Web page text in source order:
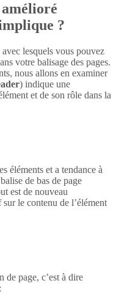
amélioré
?
lesquels vous pouvez
votre balisage des pages.
nous allons en examiner
) indique une
et de son rôle dans la
éléments et a tendance à
de bas de page
est de nouveau
le contenu de l’élément
de page, c’est à dire